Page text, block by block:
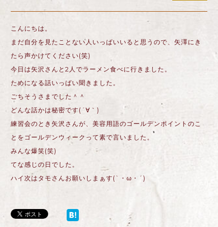
こんにちは。
まだ自分を見たことない人いっぱいいると思うので、矢澤にき
たら声かけてください(笑)
今日は矢沢さんと2人でラーメン食べに行きました。
ためになる話いっぱい聞きました。
ごちそうさまでした＾＾
どんな話かは秘密です(´∀｀)
練習会のとき矢沢さんが、美容用語のゴールデンポイントのこ
とをゴールデンウィークって素で言いました。
みんな爆笑(笑)
てな感じの日でした。
ハイ次はタモさんお願いしまぁす(`・ω・´)